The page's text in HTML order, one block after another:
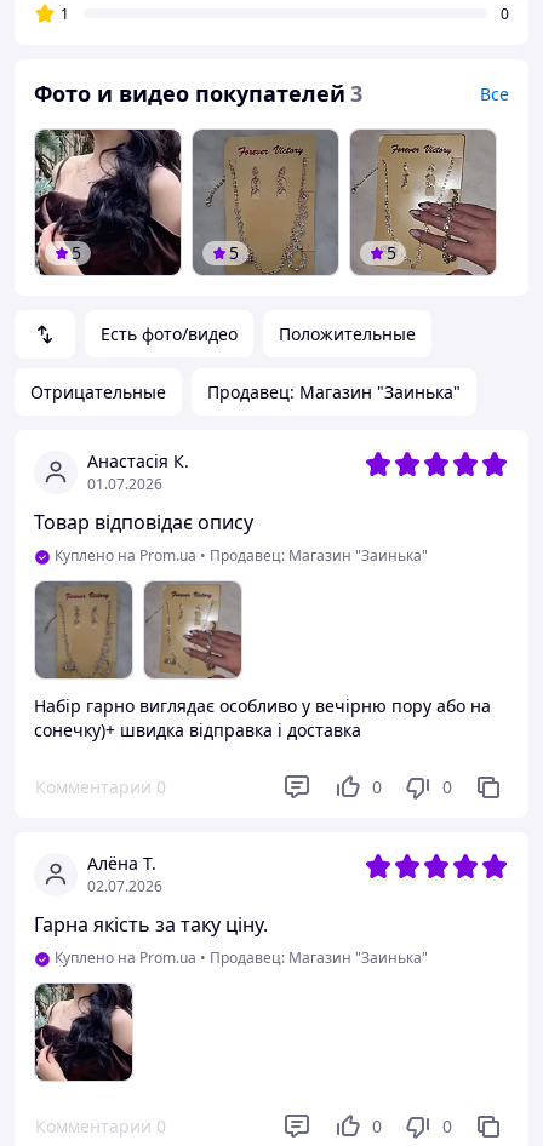
Есть фото/видео Положительные
Отрицательные Продавец: Магазин "Заинька"
Анастасія К.
01.07.2026
Товар відповідає опису
Куплено на Prom.ua • Продавец: Магазин "Заинька"
Набір гарно виглядає особливо у вечірню пору або на
сонечку)+ швидка відправка і доставка
Комментарии 0 0 0
Алёна Т.
02.07.2026
Гарна якість за таку ціну.
Куплено на Prom.ua • Продавец: Магазин "Заинька"
Комментарии 0 0 0
1
0
Фото и видео покупателей 3 Все
5 5 5